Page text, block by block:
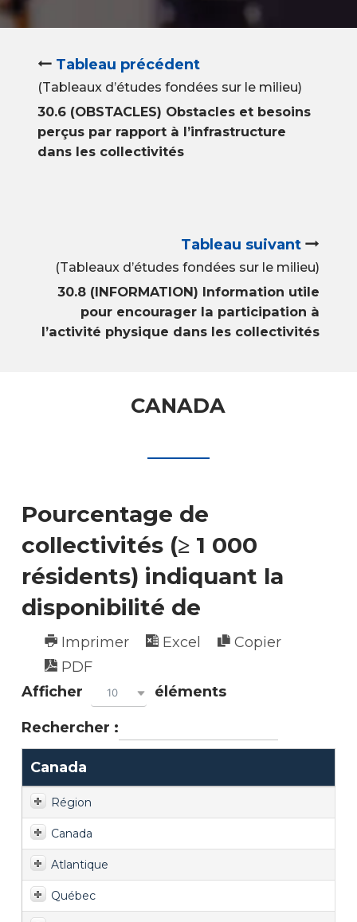
Tableau précédent
(Tableaux d’études fondées sur le milieu)
30.6 (OBSTACLES) Obstacles et besoins
perçus par rapport à l’infrastructure
dans les collectivités
Tableau suivant
(Tableaux d’études fondées sur le milieu)
30.8 (INFORMATION) Information utile
pour encourager la participation à
l’activité physique dans les collectivités
CANADA
Pourcentage de
collectivités (≥ 1 000
résidents) indiquant la
disponibilité de
Imprimer Excel
Copier
PDF
Afficher
10 éléments
Rechercher :
Canada
Région
Canada
Atlantique
Québec